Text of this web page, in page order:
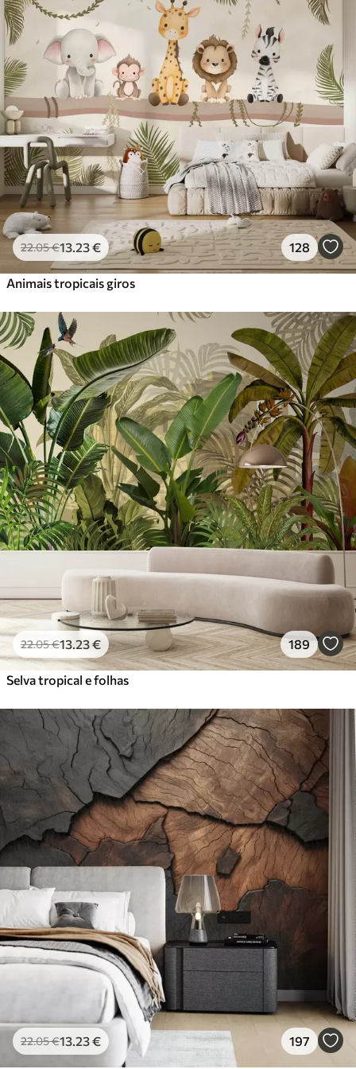
Standard
27.00 €/m²
Premium
56.6734.00€/m²
Vinil Premium
65.0039.00€/m²
Peel and Stick
81.6749.00€/m²
22.05€13 .23€ 128
Animais tropicais giros
22.05€13 .23€ 189
Selva tropical e folhas
22.05€13 .23€ 197